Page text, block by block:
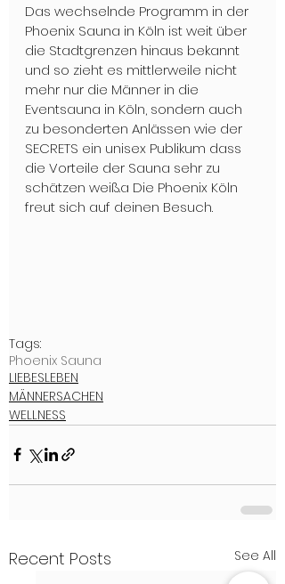
Das wechselnde Programm in der
Phoenix Sauna in Köln ist weit über
die Stadtgrenzen hinaus bekannt
und so zieht es mittlerweile nicht
mehr nur die Männer in die
Eventsauna in Köln, sondern auch
zu besonderten Anlässen wie der
SECRETS ein unisex Publikum dass
die Vorteile der Sauna sehr zu
schätzen weiß.a Die Phoenix Köln
freut sich auf deinen Besuch.
Tags:
Phoenix Sauna
LIEBESLEBEN
MÄNNERSACHEN
WELLNESS
Recent Posts See All